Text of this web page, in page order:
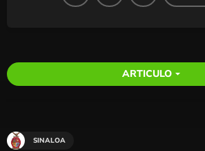
ARTICULO arrow_drop_down
SINALOA